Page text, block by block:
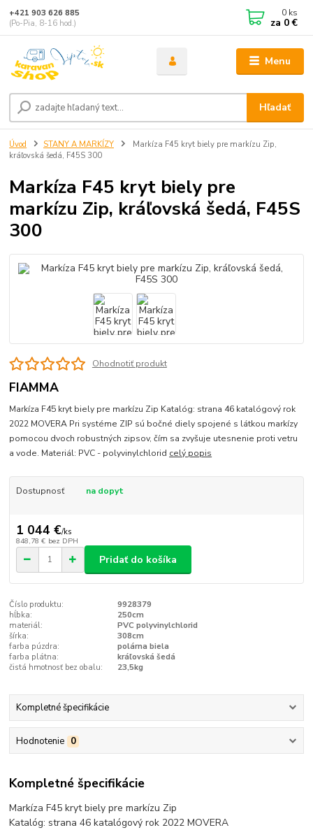
Menu
Hľadať
+421 903 626 885
(Po-Pia, 8-16 hod.)
0 ks
za 0 €
Úvod STANY A MARKÍZY
Markíza F45 kryt biely pre markízu Zip,
kráľovská šedá, F45S 300
Markíza F45 kryt biely pre
markízu Zip, kráľovská šedá, F45S
300
Ohodnotiť produkt
FIAMMA
Markíza F45 kryt biely pre markízu Zip Katalóg: strana 46 katalógový rok
2022 MOVERA Pri systéme ZIP sú bočné diely spojené s látkou markízy
pomocou dvoch robustných zipsov, čím sa zvyšuje utesnenie proti vetru
a vode. Materiál: PVC - polyvinylchlorid celý popis
Dostupnosť na dopyt
1 044 €/ks
848,78 € bez DPH
Pridať do košíka
Číslo produktu:
9928379
hĺbka:
250cm
materiál:
PVC polyvinylchlorid
šírka:
308cm
farba púzdra:
polárna biela
farba plátna:
kráľovská šedá
čistá hmotnosť bez obalu:
23,5kg
Kompletné špecifikácie
Hodnotenie 0
Kompletné špecifikácie
Markíza F45 kryt biely pre markízu Zip
Katalóg: strana 46 katalógový rok 2022 MOVERA